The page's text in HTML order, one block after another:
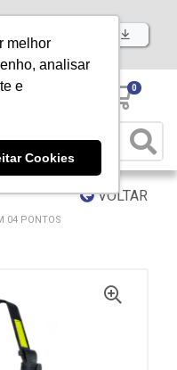
melhor
analisar
e
Cookies
Baixe já nosso APP
0
VOLTAR
04 PONTOS